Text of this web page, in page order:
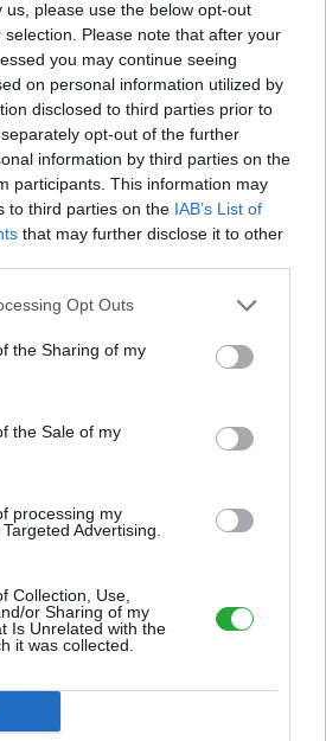
please use the below opt-out
Please note that after your
you may continue seeing
on personal information utilized by
disclosed to third parties prior to
opt-out of the further
information by third parties on the
participants. This information may
to third parties on the IAB’s List of
that may further disclose it to other
Opt Outs
the Sharing of my
the Sale of my
processing my
Advertising.
Collection, Use,
or Sharing of my
Is Unrelated with the
it was collected.